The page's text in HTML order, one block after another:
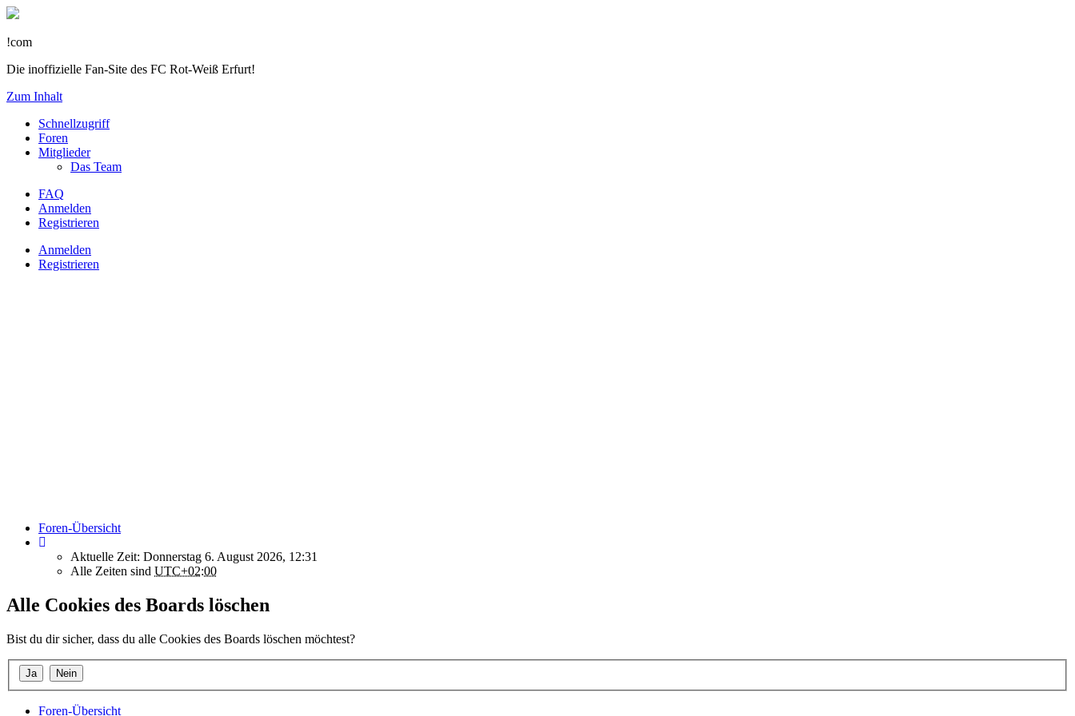
!com
Die inoffizielle Fan-Site des FC Rot-Weiß Erfurt!
Zum Inhalt
Schnellzugriff
Foren
Mitglieder
Das Team
FAQ
Anmelden
Registrieren
Anmelden
Registrieren
Foren-Übersicht
Aktuelle Zeit: Donnerstag 6. August 2026, 12:31
Alle Zeiten sind UTC+02:00
Alle Cookies des Boards löschen
Bist du dir sicher, dass du alle Cookies des Boards löschen möchtest?
Foren-Übersicht